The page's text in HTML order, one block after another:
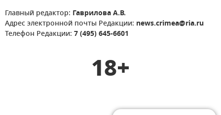
Главный редактор: Гаврилова А.В.
Адрес электронной почты Редакции: news.crimea@ria.ru
Телефон Редакции: 7 (495) 645-6601
18+